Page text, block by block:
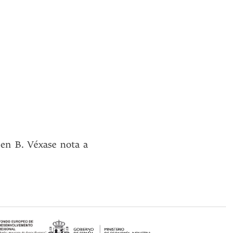
en B. Véxase nota a